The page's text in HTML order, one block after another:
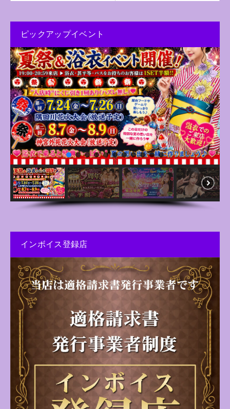
ピックアップイベント
インボイス登録店